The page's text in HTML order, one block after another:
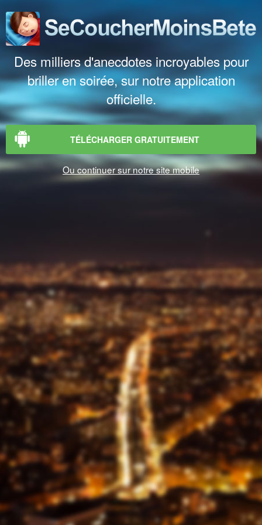
Des milliers d'anecdotes incroyables pour
briller en soirée, sur notre application
officielle.
TÉLÉCHARGER GRATUITEMENT
Ou continuer sur notre site mobile